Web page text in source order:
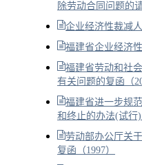
除劳动合同问题的
企业经济性裁减人
福建省企业经济
福建省劳动和社
有关问题的复函（
福建省进一步规
和终止的办法(试行)
劳动部办公厅关
复函（1997）